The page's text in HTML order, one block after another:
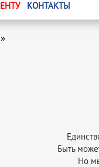
КОНТАКТЫ
Быть
Но